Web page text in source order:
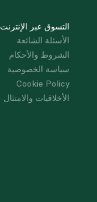
التسوق عبر الإنترنت
الأسئلة الشائعة
الشروط والأحكام
سياسة الخصوصية
Cookie Policy
الأخلاقيات والامتثال